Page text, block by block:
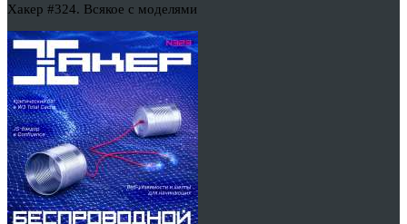
Хакер #324. Всякое с моделями